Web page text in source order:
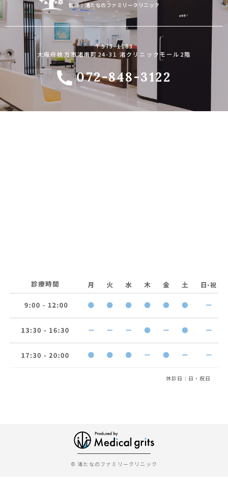
監修：渚たなのファミリークリニック
〒573-1183
大阪府枚方市渚南町24-31 渚クリニックモール2階
072-848-3122
休診日：日・祝日
© 渚たなのファミリークリニック